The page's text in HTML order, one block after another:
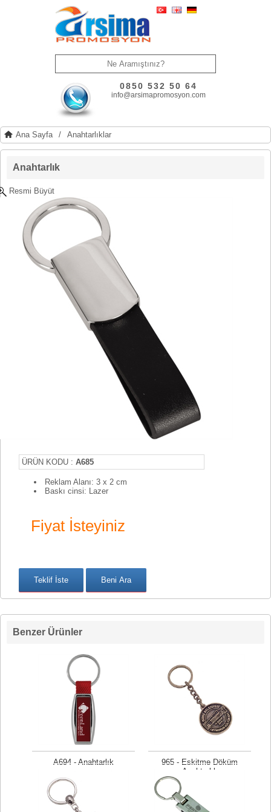
0850 532 50 64
info@arsimapromosyon.com
Ana Sayfa / Anahtarlıklar
Anahtarlık
Resmi Büyüt
ÜRÜN KODU : A685
Reklam Alanı: 3 x 2 cm
Baskı cinsi: Lazer
Fiyat İsteyiniz
Benzer Ürünler
A694 - Anahtarlık
Fiyat isteyiniz
965 - Eskitme Döküm
Anahtarlık
Fiyat isteyiniz